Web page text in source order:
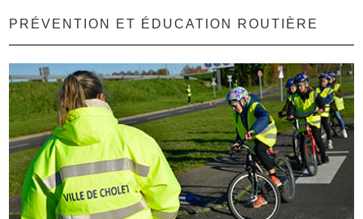
PRÉVENTION ET ÉDUCATION ROUTIÈRE